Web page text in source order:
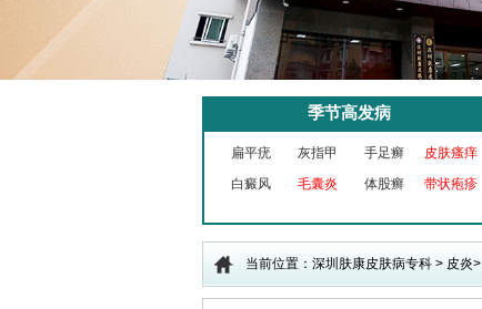
季节高发病
扁平疣 灰指甲 手足癣
皮肤瘙痒
白癜风
毛囊炎 体股癣 带状疱疹
当前位置： 深圳肤康皮肤病专科 > 皮炎>